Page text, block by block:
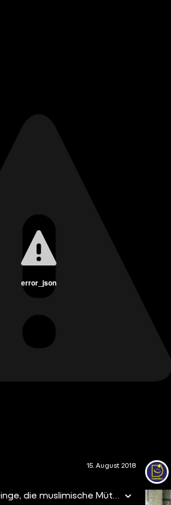
error_json
15. August 2018
"Du solltest endlich mal deine eigene Wohnung haben und ausziehen!" Dinge, die muslimische Mütter in der Regel nie sagen würden!